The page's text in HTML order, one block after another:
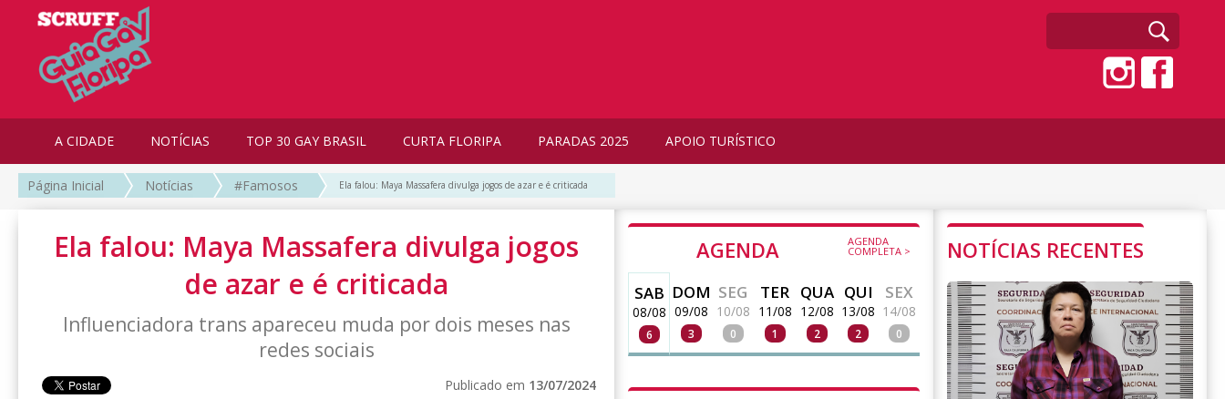
A CIDADE NOTÍCIAS TOP 30 GAY BRASIL CURTA FLORIPA PARADAS 2025 APOIO TURÍSTICO
Página Inicial Notícias #Famosos Ela falou: Maya Massafera divulga jogos de azar e é criticada
Ela falou: Maya Massafera divulga jogos
de azar e é criticada
Influenciadora trans apareceu muda por dois meses nas
redes sociais
Publicado em 13/07/2024
AGENDA AGENDA
COMPLETA >
SAB
08/08
6
DOM
09/08
3
SEG
10/08
0
TER
11/08
1
QUA
12/08
2
QUI
13/08
2
SEX
14/08
0
NOTÍCIAS RECENTES